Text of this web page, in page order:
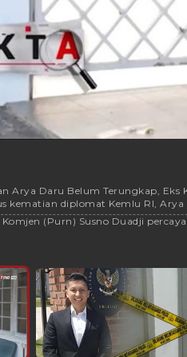
Arya Daru Belum Terungkap,
kematian diplomat Kemlu RI,
(Purn) Susno Duadji